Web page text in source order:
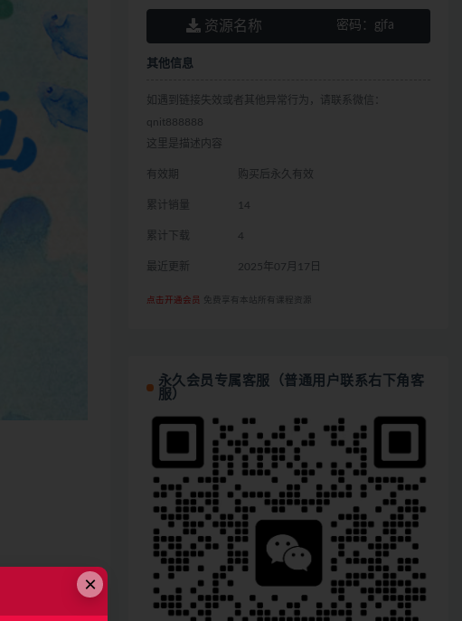
资源名称 密码： gjfa
其他信息
如遇到链接失效或者其他异常行为，请联系微信：
qnit888888
这里是描述内容
有效期 购买后永久有效
累计销量 14
累计下载 4
最近更新 2025年07月17日
点击开通会员 免费享有本站所有课程资源
永久会员专属客服（普通用户联系右下角客
服）
×